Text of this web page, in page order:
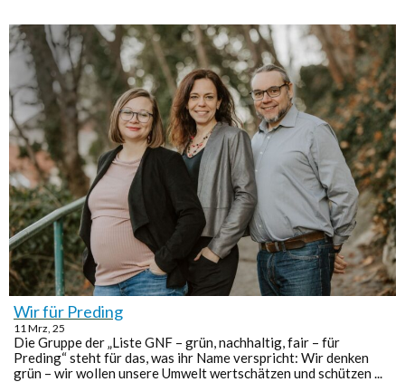
Wir für Preding
11 Mrz, 25
Die Gruppe der „Liste GNF – grün, nachhaltig, fair – für
Preding“ steht für das, was ihr Name verspricht: Wir denken
grün – wir wollen unsere Umwelt wertschätzen und schützen ...